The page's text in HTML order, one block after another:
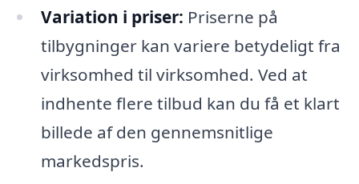
Variation i priser: Priserne på
tilbygninger kan variere betydeligt fra
virksomhed til virksomhed. Ved at
indhente flere tilbud kan du få et klart
billede af den gennemsnitlige
markedspris.